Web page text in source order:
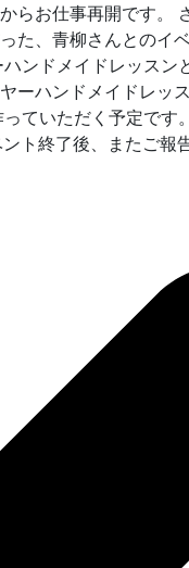
らお仕事再開です。
た、青柳さんとのイ
ンドメイドレッス
ーハンドメイドレッ
ていただく予定で
ト終了後、またご報